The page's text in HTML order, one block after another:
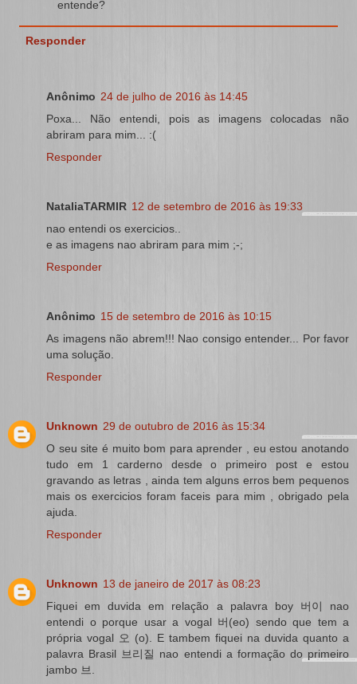
entende?
Responder
Anônimo 24 de julho de 2016 às 14:45
Poxa... Não entendi, pois as imagens colocadas não
abriram para mim... :(
Responder
NataliaTARMIR 12 de setembro de 2016 às 19:33
nao entendi os exercicios..
e as imagens nao abriram para mim ;-;
Responder
Anônimo 15 de setembro de 2016 às 10:15
As imagens não abrem!!! Nao consigo entender... Por favor
uma solução.
Responder
Unknown 29 de outubro de 2016 às 15:34
O seu site é muito bom para aprender , eu estou anotando
tudo em 1 carderno desde o primeiro post e estou
gravando as letras , ainda tem alguns erros bem pequenos
mais os exercicios foram faceis para mim , obrigado pela
ajuda.
Responder
Unknown 13 de janeiro de 2017 às 08:23
Fiquei em duvida em relação a palavra boy 버이 nao
entendi o porque usar a vogal 버(eo) sendo que tem a
própria vogal 오 (o). E tambem fiquei na duvida quanto a
palavra Brasil 브리질 nao entendi a formação do primeiro
jambo 브.